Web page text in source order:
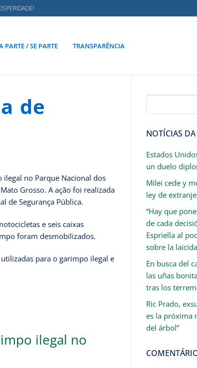
PARTE / SE PARTE TRANSPARÊNCIA
de
no Parque Nacional dos
Grosso. A ação foi realizada
de Segurança Pública.
e seis caixas
foram desmobilizados.
para o garimpo ilegal e
ilegal no
NOTÍCIAS
Estados
un duelo
Milei cede y
ley de
“Hay que
de cada
Espriella al
sobre la
En busca del
las uñas
tras los
Ric Prado,
es la próxima
del árbol”